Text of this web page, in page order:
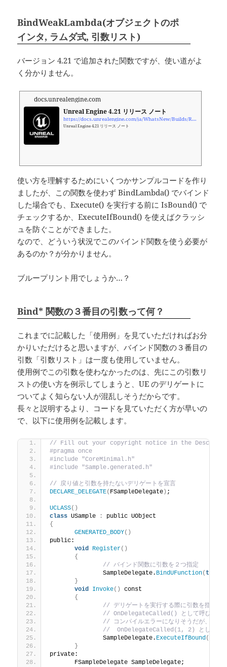
BindWeakLambda(オブジェクトのポ
インタ, ラムダ式, 引数リスト)
バージョン 4.21 で追加された関数ですが、使い道がよ
く分かりません。
docs.unrealengine.com
Unreal Engine 4.21 リリース ノート
https://docs.unrealengine.com/ja/WhatsNew/Builds/ReleaseNotes/4_21/index.html
Unreal Engine 4.21 リリース ノート
使い方を理解するためにいくつかサンプルコードを作り
ましたが、この関数を使わず BindLambda() でバインド
した場合でも、Execute() を実行する前に IsBound() で
チェックするか、ExecuteIfBound() を使えばクラッシ
ュを防ぐことができました。
なので、どういう状況でこのバインド関数を使う必要が
あるのか？が分かりません。
ブループリント用でしょうか…？
Bind* 関数の３番目の引数って何？
これまでに記載した「使用例」を見ていただければお分
かりいただけると思いますが、バインド関数の３番目の
引数「引数リスト」は一度も使用していません。
使用例でこの引数を使わなかったのは、先にこの引数リ
ストの使い方を例示してしまうと、UE のデリゲートに
ついてよく知らない人が混乱しそうだからです。
長々と説明するより、コードを見ていただく方が早いの
で、以下に使用例を記載します。
// Fill out your copyright notice in the
#pragma once
#include "CoreMinimal.h"
#include "Sample.generated.h"
// 戻り値と引数を持たないデリゲートを宣言
DECLARE_DELEGATE( FSampleDelegate ) ;
UCLASS()
class USample :
public UObject
{
GENERATED_BODY()
public:
void Register()
{
// バインド関数に引数を２つ指定
		SampleDelegate.
BindUFunction( this
}
void Invoke()
const
{
// デリゲートを実行する際に引数を指定し
// OnDelegateCalled() として呼び出され
// コンパイルエラーになりそうだが、バイ
//  OnDelegateCalled(1, 2) として呼び
		SampleDelegate.
ExecuteIfBound()
}
private:
	FSampleDelegate SampleDelegate;